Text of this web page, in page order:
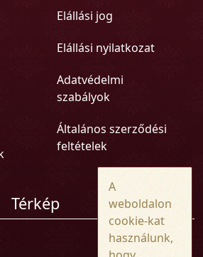
Elállási jog
Elállási nyilatkozat
Adatvédelmi
szabályok
Általános szerződési
feltételek
Térkép
A
weboldalon
cookie-kat
használunk,